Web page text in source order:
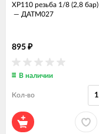
XP110 резьба 1/8 (2,8 бар)
— ДАТМ027
895 ₽
В наличии
Кол-во